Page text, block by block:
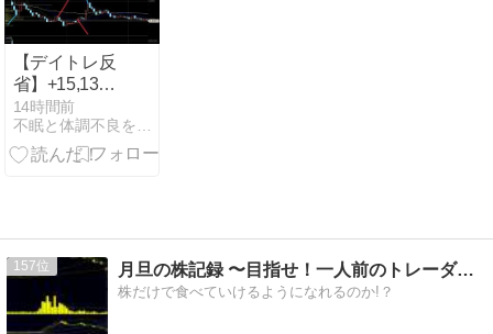
【デイトレ反
省】+15,130
円｜TDK・ル
ネサスで利益
を守るデイト
14時間前
不眠と体調不良を抱えながら株に挑戦する話 〜負け検証記録〜
157 月旦の株記録 〜目指せ！一人前のトレーダー〜
株だけで食べていけるようになれるのか!？